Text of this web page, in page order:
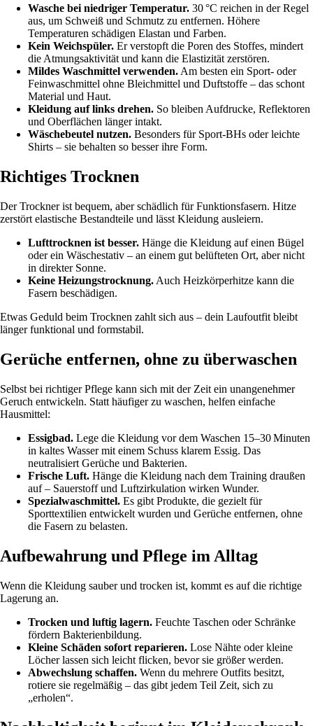
Wasche bei niedriger Temperatur. 30 °C reichen in der Regel
aus, um Schweiß und Schmutz zu entfernen. Höhere
Temperaturen schädigen Elastan und Farben.
Kein Weichspüler. Er verstopft die Poren des Stoffes, mindert
die Atmungsaktivität und kann die Elastizität zerstören.
Mildes Waschmittel verwenden.Am besten ein Sport- oder
Feinwaschmittel ohne Bleichmittel und Duftstoffe – das schont
Material und Haut.
Kleidung auf links drehen. So bleiben Aufdrucke, Reflektoren
und Oberflächen länger intakt.
Wäschebeutel nutzen. Besonders für Sport-BHs oder leichte
Shirts – sie behalten so besser ihre Form.
Richtiges Trocknen
Der Trockner ist bequem, aber schädlich für Funktionsfasern. Hitze
zerstört elastische Bestandteile und lässt Kleidung ausleiern.
Lufttrocknen ist besser. Hänge die Kleidung auf einen Bügel
oder ein Wäschestativ – an einem gut belüfteten Ort, aber nicht
in direkter Sonne.
Keine Heizungstrocknung. Auch Heizkörperhitze kann die
Fasern beschädigen.
Etwas Geduld beim Trocknen zahlt sich aus – dein Laufoutfit bleibt
länger funktional und formstabil.
Gerüche entfernen, ohne zu überwaschen
Selbst bei richtiger Pflege kann sich mit der Zeit ein unangenehmer
Geruch entwickeln. Statt häufiger zu waschen, helfen einfache
Hausmittel:
Essigbad. Lege die Kleidung vor dem Waschen 15–30 Minuten
in kaltes Wasser mit einem Schuss klarem Essig. Das
neutralisiert Gerüche und Bakterien.
Frische Luft. Hänge die Kleidung nach dem Training draußen
auf – Sauerstoff und Luftzirkulation wirken Wunder.
Spezialwaschmittel. Es gibt Produkte, die gezielt für
Sporttextilien entwickelt wurden und Gerüche entfernen, ohne
die Fasern zu belasten.
Aufbewahrung und Pflege im Alltag
Wenn die Kleidung sauber und trocken ist, kommt es auf die richtige
Lagerung an.
Trocken und luftig lagern. Feuchte Taschen oder Schränke
fördern Bakterienbildung.
Kleine Schäden sofort reparieren. Lose Nähte oder kleine
Löcher lassen sich leicht flicken, bevor sie größer werden.
Abwechslung schaffen. Wenn du mehrere Outfits besitzt,
rotiere sie regelmäßig – das gibt jedem Teil Zeit, sich zu
„erholen“.